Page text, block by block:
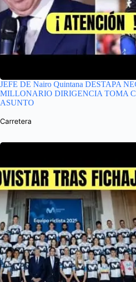
JEFE DE Nairo Quintana DESTAPA
MILLONARIO DIRIGENCIA TOMA
ASUNTO
Carretera